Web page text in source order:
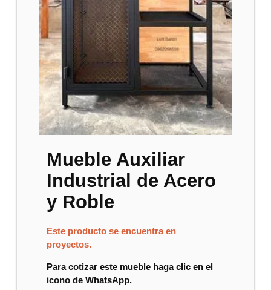
Mueble Auxiliar
Industrial de Acero
y Roble
Este producto se encuentra en
proyectos.
Para cotizar este mueble haga clic en el
icono de WhatsApp.